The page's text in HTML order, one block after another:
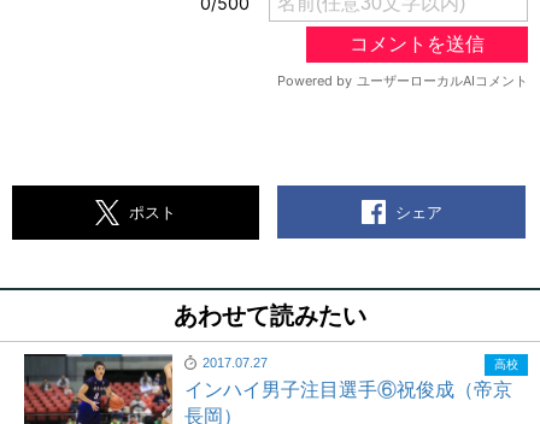
ポスト シェア
あわせて読みたい
2017.07.27
インハイ男子注目選手⑥祝俊成（帝京
長岡）
高校